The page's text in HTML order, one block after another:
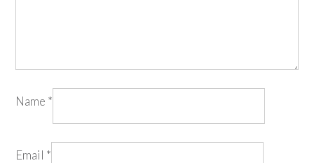
Name *
Email *